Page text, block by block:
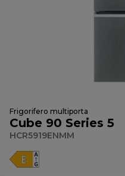
Frigorifero multiporta
Cube 90 Series 5
HCR5919ENMM